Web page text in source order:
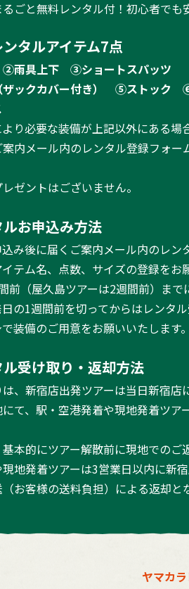
ごと無料レンタル付！初心者でも
タルアイテム7点
②雨具上下
③ショートスパッツ
ックカバー付き）
⑤ストック
り必要な装備が上記以外にある場
内メール内のレンタル登録フォー
ゼントはございません。
ルお申込み方法
み後に届くご案内メール内のレン
テム名、点数、サイズの登録をお
前（屋久島ツアーは2週間前）まで
の1週間前を切ってからはレンタ
装備のご用意をお願いいたします。
ル受け取り・返却方法
は、新宿店出発ツアーは当日新宿店
て、駅・空港発着や現地発着ツア
基本的にツアー解散前に現地でのご
地発着ツアーは3営業日以内に新
お客様の送料負担）による返却と
ヤマカ